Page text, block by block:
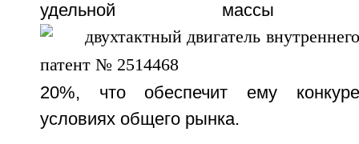
удельной
20%, что обеспечит ему
условиях общего рынка.